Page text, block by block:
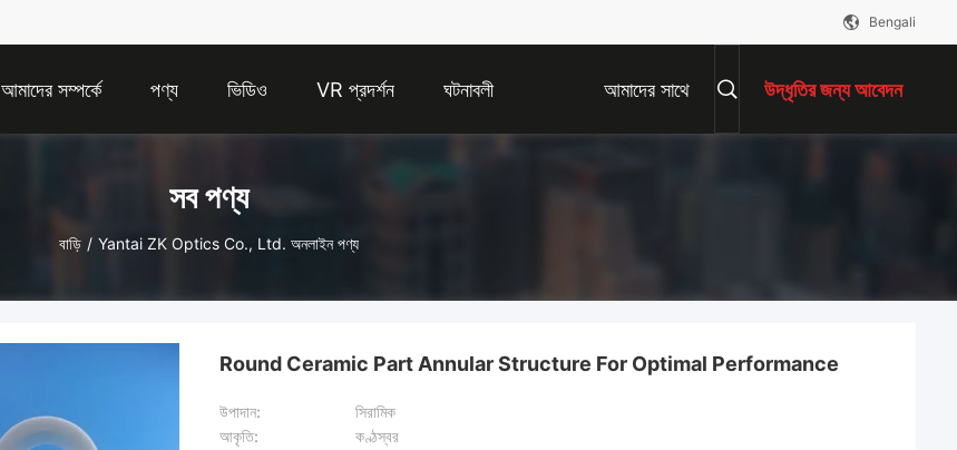
Bengali
আমাদের সম্পর্কে পণ্য ভিডিও VR প্রদর্শন ঘটনাবলী আমাদের সাথে উদ্ধৃতির জন্য আবেদন
সব পণ্য
বাড়ি / Yantai ZK Optics Co., Ltd. অনলাইন পণ্য
Round Ceramic Part Annular Structure For Optimal Performance
উপাদান:
সিরামিক
আকৃতি:
কণ্ঠস্বর